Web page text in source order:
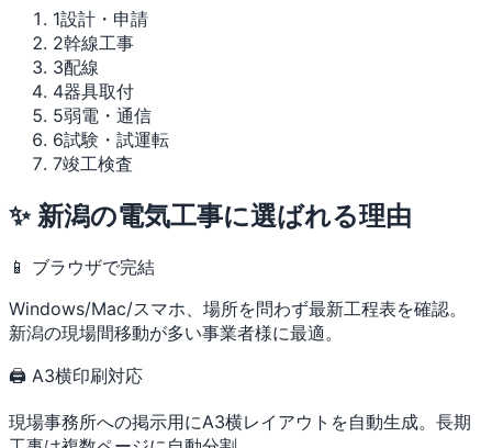
1設計・申請
2幹線工事
3配線
4器具取付
5弱電・通信
6試験・試運転
7竣工検査
✨ 新潟の電気工事に選ばれる理由
📱 ブラウザで完結
Windows/Mac/スマホ、場所を問わず最新工程表を確認。
新潟の現場間移動が多い事業者様に最適。
🖨 A3横印刷対応
現場事務所への掲示用にA3横レイアウトを自動生成。長期